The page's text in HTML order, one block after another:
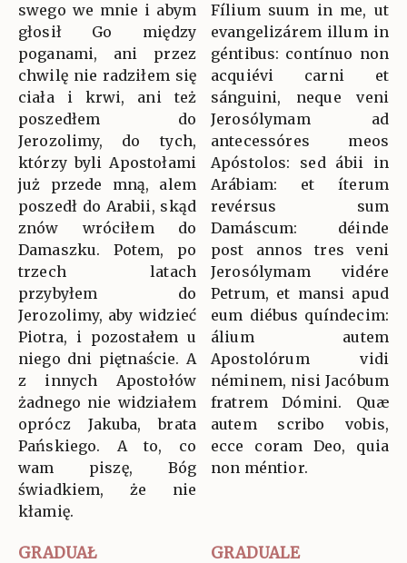
swego we mnie i abym
głosił Go między
poganami, ani przez
chwilę nie radziłem się
ciała i krwi, ani też
poszedłem do
Jerozolimy, do tych,
którzy byli Apostołami
już przede mną, alem
poszedł do Arabii, skąd
znów wróciłem do
Damaszku. Potem, po
trzech latach
przybyłem do
Jerozolimy, aby widzieć
Piotra, i pozostałem u
niego dni piętnaście. A
z innych Apostołów
żadnego nie widziałem
oprócz Jakuba, brata
Pańskiego. A to, co
wam piszę, Bóg
świadkiem, że nie
kłamię.
Fílium suum in me, ut
evangelizárem illum in
géntibus: contínuo non
acquiévi carni et
sánguini, neque veni
Jerosólymam ad
antecessóres meos
Apóstolos: sed ábii in
Arábiam: et íterum
revérsus sum
Damáscum: déinde
post annos tres veni
Jerosólymam vidére
Petrum, et mansi apud
eum diébus quíndecim:
álium autem
Apostolórum vidi
néminem, nisi Jacóbum
fratrem Dómini. Quæ
autem scribo vobis,
ecce coram Deo, quia
non méntior.
GRADUAŁ GRADUALE